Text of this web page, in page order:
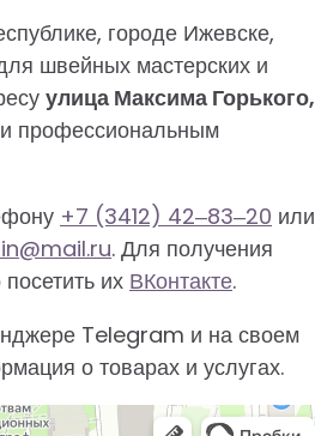
городе Ижевске,
швейных мастерских и
улица Максима Горького,
профессиональным
+7 (3412) 42‒83‒20 или
. Для получения
их ВКонтакте.
Telegram и на своем
о товарах и услугах.